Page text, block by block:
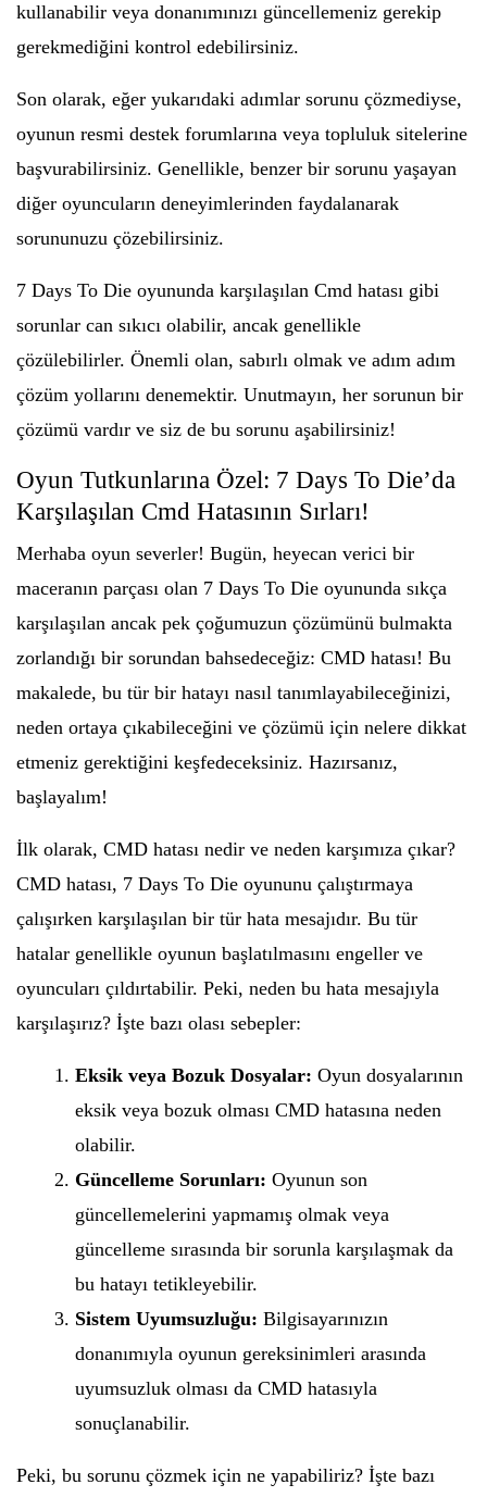
kullanabilir veya donanımınızı güncellemeniz gerekip
gerekmediğini kontrol edebilirsiniz.
Son olarak, eğer yukarıdaki adımlar sorunu çözmediyse,
oyunun resmi destek forumlarına veya topluluk sitelerine
başvurabilirsiniz. Genellikle, benzer bir sorunu yaşayan
diğer oyuncuların deneyimlerinden faydalanarak
sorununuzu çözebilirsiniz.
7 Days To Die oyununda karşılaşılan Cmd hatası gibi
sorunlar can sıkıcı olabilir, ancak genellikle
çözülebilirler. Önemli olan, sabırlı olmak ve adım adım
çözüm yollarını denemektir. Unutmayın, her sorunun bir
çözümü vardır ve siz de bu sorunu aşabilirsiniz!
Oyun Tutkunlarına Özel: 7 Days To Die’da
Karşılaşılan Cmd Hatasının Sırları!
Merhaba oyun severler! Bugün, heyecan verici bir
maceranın parçası olan 7 Days To Die oyununda sıkça
karşılaşılan ancak pek çoğumuzun çözümünü bulmakta
zorlandığı bir sorundan bahsedeceğiz: CMD hatası! Bu
makalede, bu tür bir hatayı nasıl tanımlayabileceğinizi,
neden ortaya çıkabileceğini ve çözümü için nelere dikkat
etmeniz gerektiğini keşfedeceksiniz. Hazırsanız,
başlayalım!
İlk olarak, CMD hatası nedir ve neden karşımıza çıkar?
CMD hatası, 7 Days To Die oyununu çalıştırmaya
çalışırken karşılaşılan bir tür hata mesajıdır. Bu tür
hatalar genellikle oyunun başlatılmasını engeller ve
oyuncuları çıldırtabilir. Peki, neden bu hata mesajıyla
karşılaşırız? İşte bazı olası sebepler:
Eksik veya Bozuk Dosyalar: Oyun dosyalarının
eksik veya bozuk olması CMD hatasına neden
olabilir.
Güncelleme Sorunları: Oyunun son
güncellemelerini yapmamış olmak veya
güncelleme sırasında bir sorunla karşılaşmak da
bu hatayı tetikleyebilir.
Sistem Uyumsuzluğu: Bilgisayarınızın
donanımıyla oyunun gereksinimleri arasında
uyumsuzluk olması da CMD hatasıyla
sonuçlanabilir.
Peki, bu sorunu çözmek için ne yapabiliriz? İşte bazı